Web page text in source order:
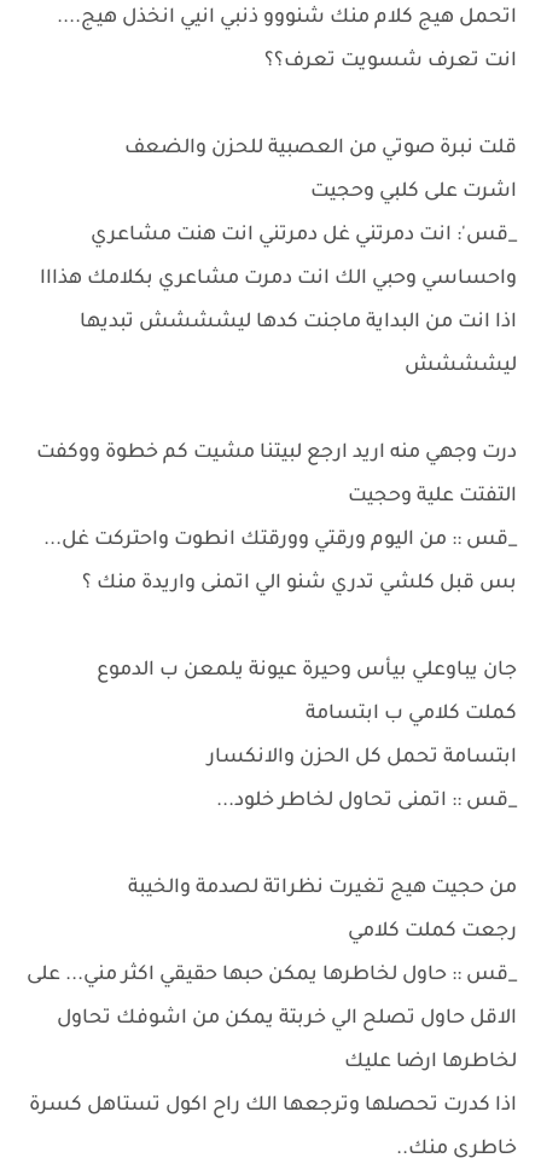
اتحمل هيج كلام منك شنووو ذنبي انيي انخذل هيج....
انت تعرف شسويت تعرف؟؟
قلت نبرة صوتي من العصبية للحزن والضعف
اشرت على كلبي وحجيت
_قس': انت دمرتني غل دمرتني انت هنت مشاعري
واحساسي وحبي الك انت دمرت مشاعري بكلامك هذااا
اذا انت من البداية ماجنت كدها ليشششش تبديها
ليشششش
درت وجهي منه اريد ارجع لبيتنا مشيت كم خطوة ووكفت
التفتت علية وحجيت
_قس :: من اليوم ورقتي وورقتك انطوت واحتركت غل...
بس قبل كلشي تدري شنو الي اتمنى واريدة منك ؟
جان يباوعلي بيأس وحيرة عيونة يلمعن ب الدموع
كملت كلامي ب ابتسامة
ابتسامة تحمل كل الحزن والانكسار
_قس :: اتمنى تحاول لخاطر خلود...
من حجيت هيج تغيرت نظراتة لصدمة والخيبة
رجعت كملت كلامي
_قس :: حاول لخاطرها يمكن حبها حقيقي اكثر مني... على
الاقل حاول تصلح الي خربتة يمكن من اشوفك تحاول
لخاطرها ارضا عليك
اذا كدرت تحصلها وترجعها الك راح اكول تستاهل كسرة
خاطري منك..